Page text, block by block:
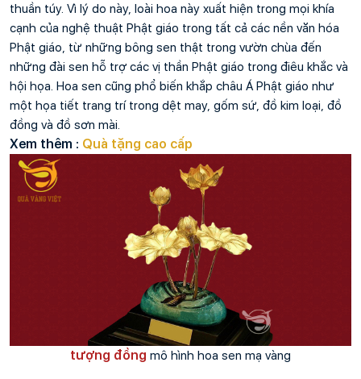
thuần túy. Vì lý do này, loài hoa này xuất hiện trong mọi khía
cạnh của nghệ thuật Phật giáo trong tất cả các nền văn hóa
Phật giáo, từ những bông sen thật trong vườn chùa đến
những đài sen hỗ trợ các vị thần Phật giáo trong điêu khắc và
hội họa. Hoa sen cũng phổ biến khắp châu Á Phật giáo như
một họa tiết trang trí trong dệt may, gốm sứ, đồ kim loại, đồ
đồng và đồ sơn mài.
Xem thêm : Quà tặng cao cấp
tượng đồng mô hình hoa sen mạ vàng